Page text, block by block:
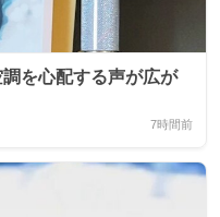
を心配する声が広が
7時間前